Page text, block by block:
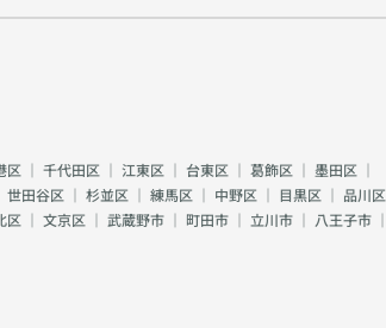
区 ｜ 千代田区 ｜ 江東区 ｜ 台東区 ｜ 葛飾区 ｜ 墨田区 ｜
世田谷区 ｜ 杉並区 ｜ 練馬区 ｜ 中野区 ｜ 目黒区 ｜ 品川区
区 ｜ 文京区 ｜ 武蔵野市 ｜ 町田市 ｜ 立川市 ｜ 八王子市 ｜